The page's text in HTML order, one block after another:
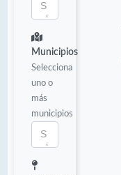
Municipios
Selecciona
uno o
más
municipios